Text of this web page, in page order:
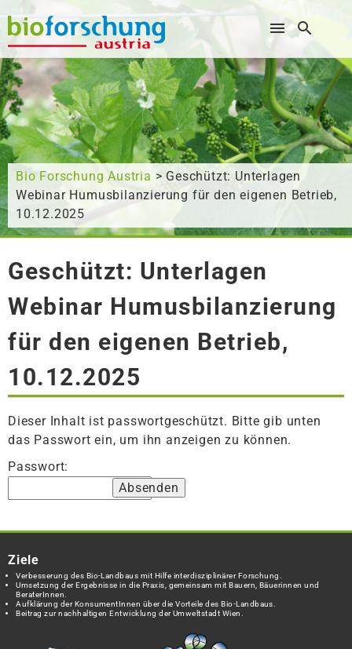
Wonach suchen Sie?
Bio Forschung Austria > Geschützt: Unterlagen
Webinar Humusbilanzierung für den eigenen Betrieb,
10.12.2025
Geschützt: Unterlagen
Webinar Humusbilanzierung
für den eigenen Betrieb,
10.12.2025
Dieser Inhalt ist passwortgeschützt. Bitte gib unten
das Passwort ein, um ihn anzeigen zu können.
Passwort:
Ziele
Verbesserung des Bio-Landbaus mit Hilfe interdisziplinärer Forschung.
Umsetzung der Ergebnisse in die Praxis, gemeinsam mit Bauern, Bäuerinnen und
BeraterInnen.
Aufklärung der KonsumentInnen über die Vorteile des Bio-Landbaus.
Beitrag zur nachhaltigen Entwicklung der Umweltstadt Wien.